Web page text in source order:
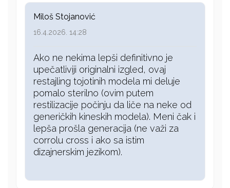
Miloš Stojanović
16.4.2026. 14:28
Ako ne nekima lepši definitivno je
upečatliviji originalni izgled, ovaj
restajling tojotinih modela mi deluje
pomalo sterilno (ovim putem
restilizacije počinju da liče na neke od
generičkih kineskih modela). Meni čak i
lepša prošla generacija (ne važi za
corrolu cross i ako sa istim
dizajnerskim jezikom).